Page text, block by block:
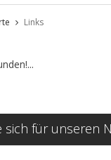
Links
sich für unseren